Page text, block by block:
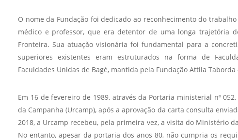
O nome da Fundação foi dedicado ao reconhecimento do
médico e professor, que era detentor de uma longa trajetória
Fronteira. Sua atuação visionária foi fundamental para a
superiores existentes eram estruturados na forma de
Faculdades Unidas de Bagé, mantida pela Fundação Attila Taborda
Em 16 de fevereiro de 1989, através da Portaria ministerial nº
da Campanha (Urcamp), após a aprovação da carta consulta
2018, a Urcamp recebeu, pela primeira vez, a visita do Ministério
No entanto, apesar da portaria dos anos 80, não cumpria os